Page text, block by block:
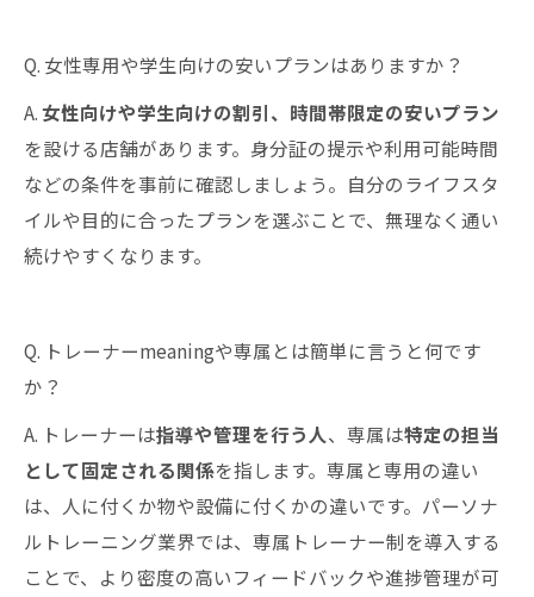
Q. 女性専用や学生向けの安いプランはありますか？
A.女性向けや学生向けの割引、時間帯限定の安いプラン
を設ける店舗があります。身分証の提示や利用可能時間
などの条件を事前に確認しましょう。自分のライフスタ
イルや目的に合ったプランを選ぶことで、無理なく通い
続けやすくなります。
Q. トレーナーmeaningや専属とは簡単に言うと何です
か？
A. トレーナーは指導や管理を行う人、専属は特定の担当
として固定される関係を指します。専属と専用の違い
は、人に付くか物や設備に付くかの違いです。パーソナ
ルトレーニング業界では、専属トレーナー制を導入する
ことで、より密度の高いフィードバックや進捗管理が可